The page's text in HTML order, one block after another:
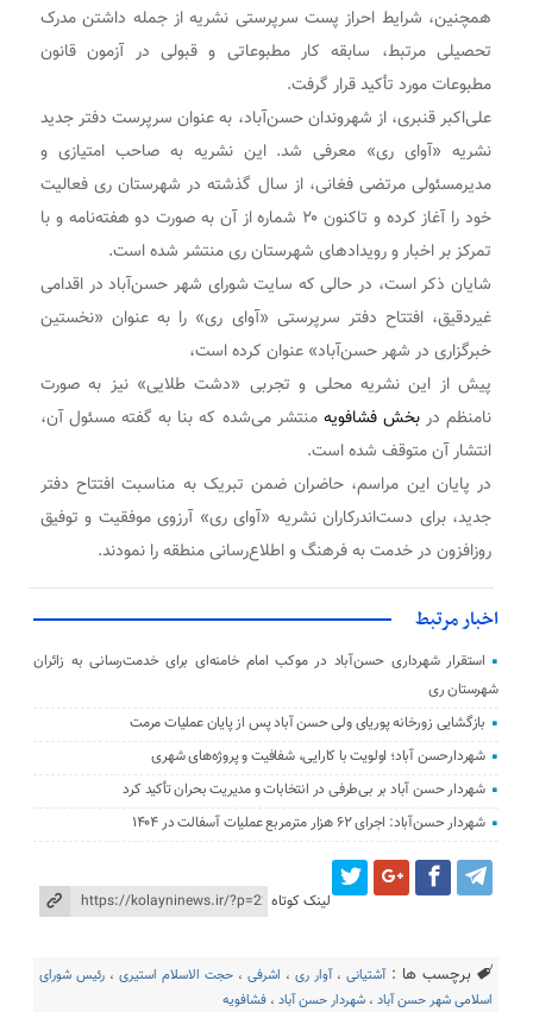
همچنین، شرایط احراز پست سرپرستی نشریه از جمله داشتن مدرک
تحصیلی مرتبط، سابقه کار مطبوعاتی و قبولی در آزمون قانون
مطبوعات مورد تأکید قرار گرفت.
علی‌اکبر قنبری، از شهروندان حسن‌آباد، به عنوان سرپرست دفتر جدید
نشریه «آوای ری» معرفی شد. این نشریه به صاحب امتیازی و
مدیرمسئولی مرتضی فغانی، از سال گذشته در شهرستان ری فعالیت
خود را آغاز کرده و تاکنون ۲۰ شماره از آن به صورت دو هفته‌نامه و با
تمرکز بر اخبار و رویدادهای شهرستان ری منتشر شده است.
شایان ذکر است، در حالی که سایت شورای شهر حسن‌آباد در اقدامی
غیردقیق، افتتاح دفتر سرپرستی «آوای ری» را به عنوان «نخستین
خبرگزاری در شهر حسن‌آباد» عنوان کرده است،
پیش از این نشریه محلی و تجربی «دشت طلایی» نیز به صورت
نامنظم دربخش فشافویه منتشر می‌شده که بنا به گفته مسئول آن،
انتشار آن متوقف شده است.
در پایان این مراسم، حاضران ضمن تبریک به مناسبت افتتاح دفتر
جدید، برای دست‌اندرکاران نشریه «آوای ری» آرزوی موفقیت و توفیق
روزافزون در خدمت به فرهنگ و اطلاع‌رسانی منطقه را نمودند.
اخبار مرتبط
استقرار شهرداری حسن‌آباد در موکب امام خامنه‌ای برای خدمت‌رسانی به زائران
شهرستان ری
بازگشایی زورخانه پوریای ولی حسن‌ آباد پس از پایان عملیات مرمت
شهردارحسن آباد؛ اولویت با کارایی، شفافیت و پروژه‌های شهری
شهردار حسن آباد بر بی‌طرفی در انتخابات و مدیریت بحران تأکید کرد
شهردار حسن‌آباد: اجرای ۶۲ هزار مترمربع عملیات آسفالت در ۱۴۰۴
لینک کوتاه
برچسب ها : آشتیانی ،آوار ری ، اشرفی، حجت الاسلام استیری، رئیس شورای
اسلامی شهر حسن آباد ،شهردار حسن آباد ،فشافویه